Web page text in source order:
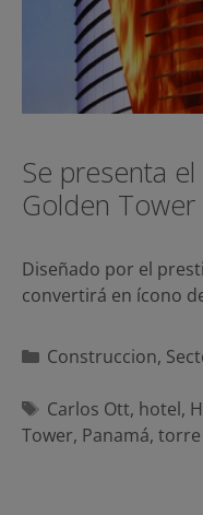
Se presenta
Golden Tower
Diseñado por el
convertirá en ícono
Categorías
Construccion,
Etiquetas
Carlos Ott, hotel,
Tower, Panamá, torre